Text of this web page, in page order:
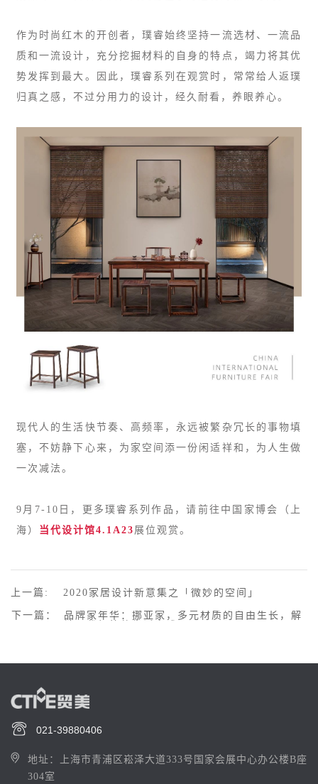
作为时尚红木的开创者，璞睿始终坚持一流选材、一流品
质和一流设计，充分挖掘材料的自身的特点，竭力将其优
势发挥到最大。因此，璞睿系列在观赏时，常常给人返璞
归真之感，不过分用力的设计，经久耐看，养眼养心。
现代人的生活快节奏、高频率，永远被繁杂冗长的事物填
塞，不妨静下心来，为家空间添一份闲适祥和，为人生做
一次减法。
9月7-10日，更多璞睿系列作品，请前往中国家博会（上
海） 当代设计馆4.1A23 展位观赏。
上一篇: 2020家居设计新意集之「微妙的空间」
品牌家年华：挪亚家，多元材质的自由生长，解
下一篇：
021-39880406
地址：上海市青浦区崧泽大道333号国家会展中心办公楼B座
304室